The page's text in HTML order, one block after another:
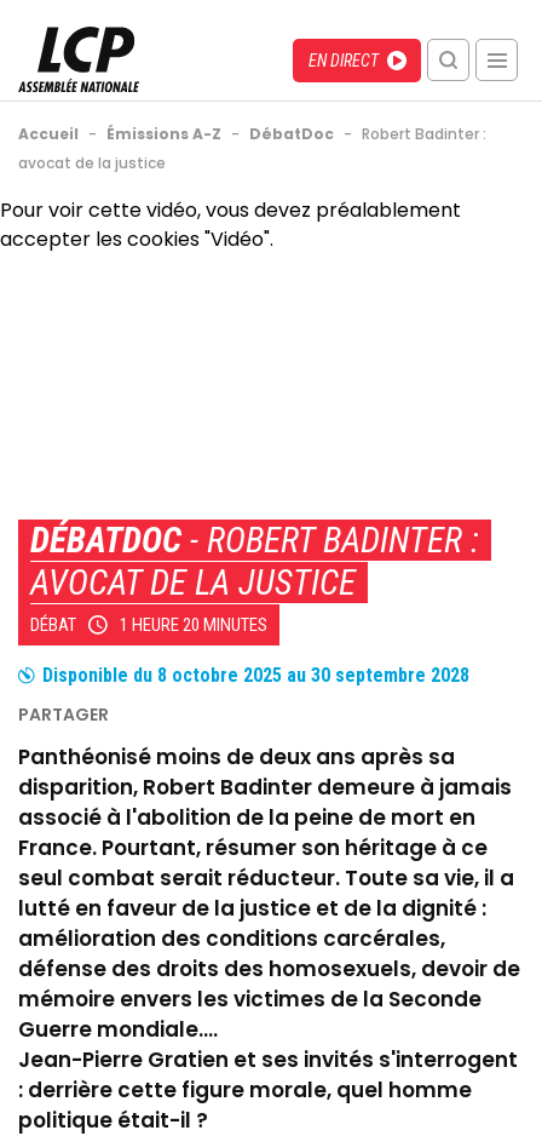
contenu
principal
Menu
recherche
mobile
Direct
EN DIRECT
Fil
d'Ariane
Accueil - Émissions A-Z - DébatDoc - Robert Badinter :
avocat de la justice
Back
to
Pour voir cette vidéo, vous devez préalablement
accepter les cookies "Vidéo".
DÉBATDOC - ROBERT BADINTER :
AVOCAT DE LA JUSTICE
DÉBAT 1 HEURE 20 MINUTES
Disponible du 8 octobre 2025 au 30 septembre 2028
Panthéonisé moins de deux ans après sa
disparition, Robert Badinter demeure à jamais
associé à l'abolition de la peine de mort en
France. Pourtant, résumer son héritage à ce
seul combat serait réducteur. Toute sa vie, il a
lutté en faveur de la justice et de la dignité :
amélioration des conditions carcérales,
défense des droits des homosexuels, devoir de
mémoire envers les victimes de la Seconde
Guerre mondiale....
Jean-Pierre Gratien et ses invités s'interrogent
: derrière cette figure morale, quel homme
politique était-il ?